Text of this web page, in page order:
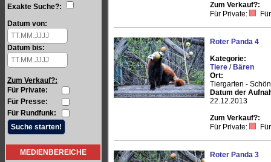
Exakte Suche?:
Datum von:
Datum bis:
Zum Verkauf?:
Für Private:
Für Presse:
Für Rundfunk:
MEDIENBEREICHE
Zum Verkauf?:
Für Private:
Roter Panda 4
Kategorie:
Tiere / Bären
Ort:
Tiergarten -
Datum der
22.12.2013
Zum Verkauf?:
Für Private:
Roter Panda 3